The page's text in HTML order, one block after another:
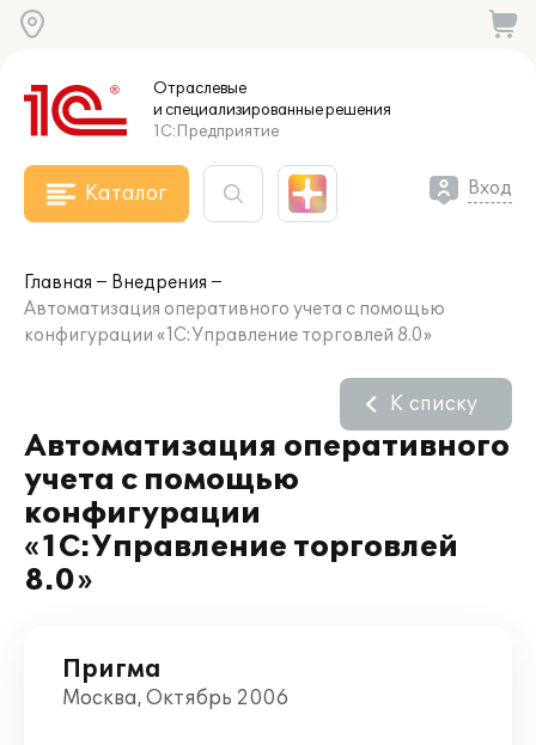
Отраслевые
и специализированныерешения
1С:Предприятие
Каталог Вход
Главная
Внедрения
Автоматизация оперативного учета с помощью
конфигурации «1С:Управление торговлей 8.0»
Автоматизация оперативного
учета с помощью
конфигурации
«1С:Управление торговлей
8.0»
К списку
Пригма
Москва, Октябрь 2006